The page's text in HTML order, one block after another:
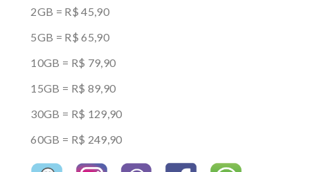
2GB = R$ 45,90
5GB = R$ 65,90
10GB = R$ 79,90
15GB = R$ 89,90
30GB = R$ 129,90
60GB = R$ 249,90